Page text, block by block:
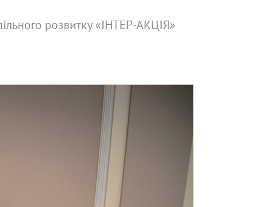
розвитку «ІНТЕР-АКЦІЯ»